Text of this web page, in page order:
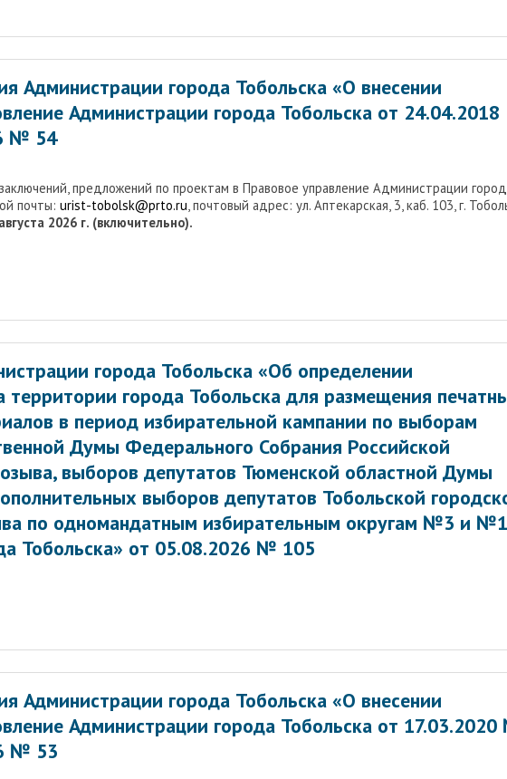
Администрации города Тобольска «О внесении
Администрации города Тобольска от 24.04.2018
№ 54
предложений по проектам в Правовое управление Администрации
почты: urist-tobolsk@prto.ru, почтовый адрес: ул. Аптекарская, 3, каб. 103, г.
2026 г. (включительно).
города Тобольска «Об определении
территории города Тобольска для размещения
в период избирательной кампании по выборам
Думы Федерального Собрания Российской
выборов депутатов Тюменской областной Думы
выборов депутатов Тобольской
по одномандатным избирательным округам №3 и
Тобольска» от 05.08.2026 № 105
Администрации города Тобольска «О внесении
Администрации города Тобольска от
№ 53